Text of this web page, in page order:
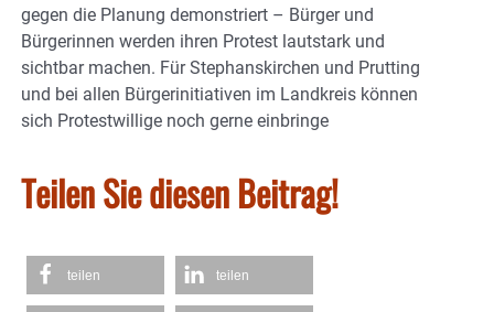
gegen die Planung demonstriert – Bürger und
Bürgerinnen werden ihren Protest lautstark und
sichtbar machen. Für Stephanskirchen und Prutting
und bei allen Bürgerinitiativen im Landkreis können
sich Protestwillige noch gerne einbringe
Teilen Sie diesen Beitrag!
teilen teilen